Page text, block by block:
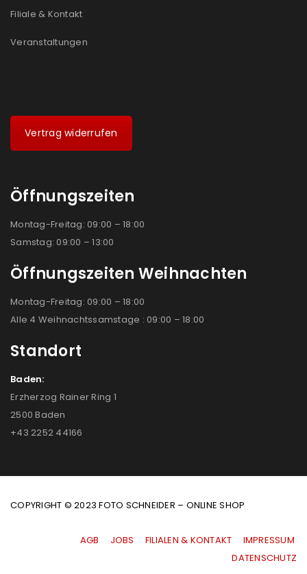
Filiale & Kontakt
Veranstaltungen
Vertrag widerrufen
Öffnungszeiten
Montag-Freitag: 09:00 – 18:00
Samstag: 09:00 – 13:00
Öffnungszeiten Weihnachten
Montag-Freitag: 09:00 – 18:00
Alle 4 Weihnachtssamstage : 09:00 – 18:00
Standort
Baden:
Erzherzog Rainer Ring 1
2500 Baden
+43 2252 44166
COPYRIGHT © 2023 FOTO SCHNEIDER – ONLINE SHOP
AGB JOBS FILIALEN & KONTAKT
IMPRESSUM
|DATENSCHUTZ